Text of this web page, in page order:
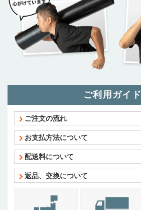
ご利用ガイド
ご注文の流れ
お支払方法について
配送料について
返品、交換について